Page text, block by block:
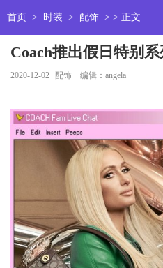
首页 > 时装 > 配饰 > > 正文
Coach推出假日特别
2020-12-02 配饰 编辑：angela